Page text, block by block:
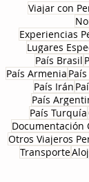
Viajar con
Experiencias
Lugares
País Brasil
País Armenia
País Irán
País
País Turquía
Documentación
Otros Viajeros
Transporte